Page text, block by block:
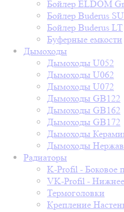
Бойлер ELDOM
Бойлер Buderus SU
Бойлер Buderus LT
Буферные емкости
Дымоходы
Дымоходы U052
Дымоходы U062
Дымоходы U072
Дымоходы GB122
Дымоходы GB162
Дымоходы GB172
Дымоходы
Дымоходы
Радиаторы
K-Profil - Боковое
VK-Profil -
Термоголовки
Крепление